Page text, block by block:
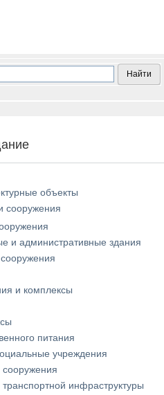
объекты
сооружения
и административные здания
и комплексы
питания
учреждения
инфраструктуры